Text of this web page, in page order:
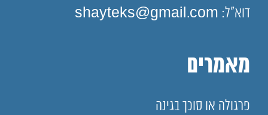
דוא"ל: shayteks@gmail.com
מאמרים
פרגולה או סוכך בגינה